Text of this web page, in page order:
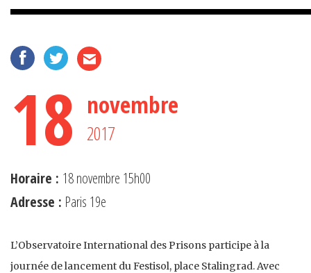
18 novembre
2017
Horaire : 18 novembre 15h00
Adresse : Paris 19e
L’Observatoire International des Prisons participe à la
journée de lancement du Festisol, place Stalingrad. Avec